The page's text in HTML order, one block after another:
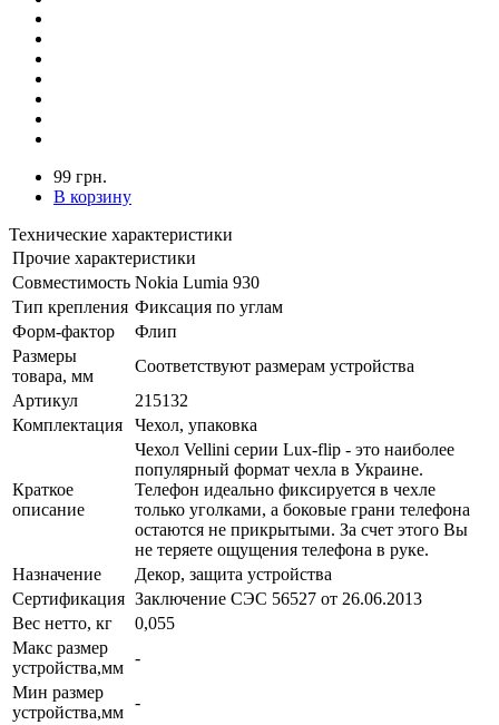
99 грн.
В корзину
Технические характеристики
Прочие характеристики
Совместимость Nokia Lumia 930
Тип крепления Фиксация по углам
Форм-фактор
Флип
Размеры
товара, мм
Соответствуют размерам устройства
Артикул
215132
Комплектация
Чехол, упаковка
Краткое
описание
Чехол Vellini серии Lux-flip - это наиболее
популярный формат чехла в Украине.
Телефон идеально фиксируется в чехле
только уголками, а боковые грани телефона
остаются не прикрытыми. За счет этого Вы
не теряете ощущения телефона в руке.
Назначение
Декор, защита устройства
Сертификация Заключение СЭС 56527 от 26.06.2013
Вес нетто, кг
0,055
Макс размер
устройства,мм
-
Мин размер
устройства,мм
-